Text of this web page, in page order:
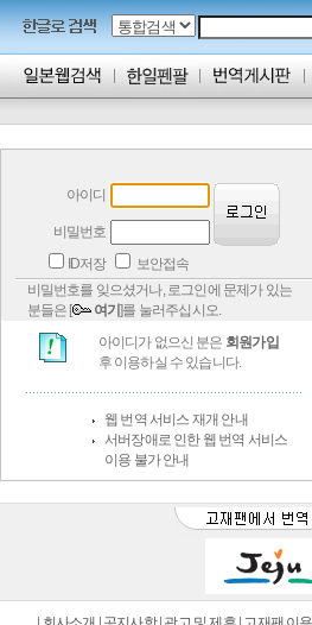
아이디
비밀번호
ID저장
보안접속
비밀번호를 잊으셨거나, 로그인에 문제가 있는
분들은 [
여기]를 눌러주십시오.
아이디가 없으신 분은 회원가입
후 이용하실 수 있습니다.
웹 번역 서비스 재개 안내
서버장애로 인한 웹 번역 서비스
이용 불가 안내